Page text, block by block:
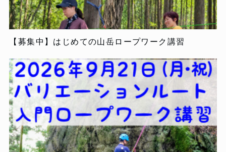
【募集中】はじめての山岳ロープワーク講習